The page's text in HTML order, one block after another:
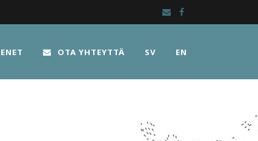
OTA YHTEYTTÄ SV EN